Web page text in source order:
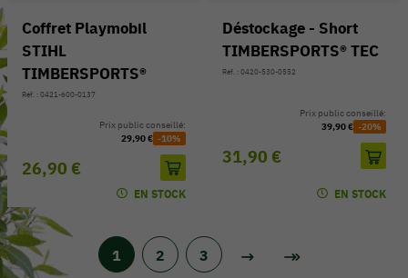
Coffret Playmobil
STIHL
TIMBERSPORTS®
Réf. : 0421-600-0137
26,90 €
Prix public conseillé:
29,90 € -10%
EN STOCK
Déstockage - Short
TIMBERSPORTS® TEC
Réf. : 0420-530-0552
31,90 €
Prix public conseillé:
39,90 € -20%
EN STOCK
1 2 3